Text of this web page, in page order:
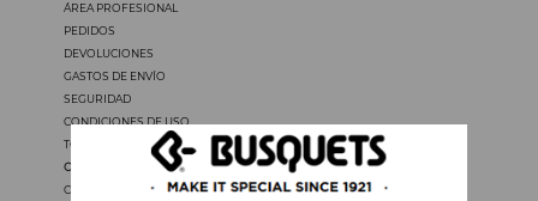
ÁREA PROFESIONAL
PEDIDOS
DEVOLUCIONES
GASTOS DE ENVÍO
SEGURIDAD
CONDICIONES DE USO
TODOS LOS PRECIOS INCLUYEN IVA
OTROS IDIOMAS
CATALÀ